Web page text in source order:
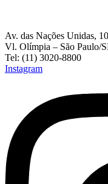
Av. das Nações Unidas,
Vl. Olímpia – São Paulo/
Tel: (11) 3020-8800
Instagram